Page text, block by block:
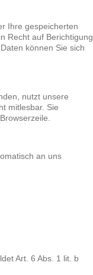
Ihre gespeicherten
Recht auf Berichtigung,
können Sie sich
nutzt unsere
mitlesbar. Sie
an uns
Art. 6 Abs. 1 lit. b